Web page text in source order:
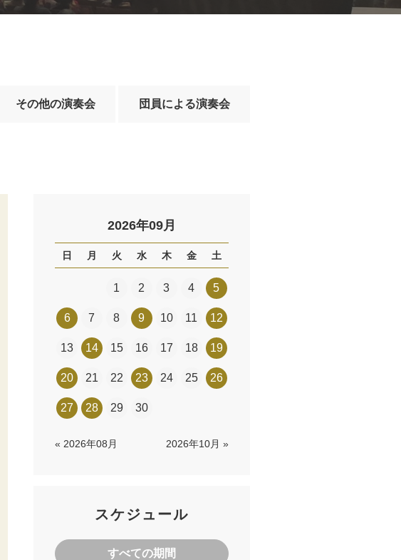
その他の演奏会 団員による演奏会
2026年09月
日 月 火 水 木 金 土
1 2 3 4 5
6 7 8 9 10 11 12
13 14 15 16 17 18 19
20 21 22 23 24 25 26
27 28 29 30
« 2026年08月 2026年10月 »
スケジュール
すべての期間